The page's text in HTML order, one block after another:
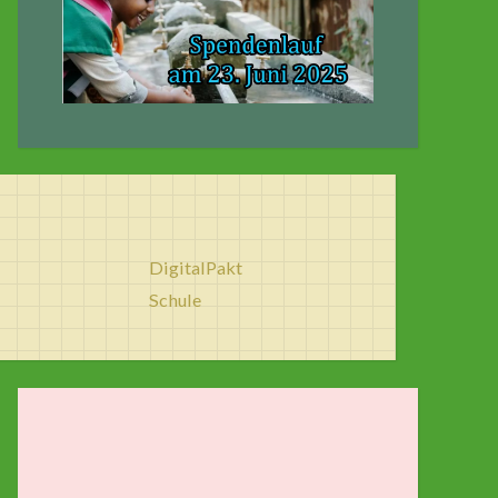
DigitalPakt
Schule